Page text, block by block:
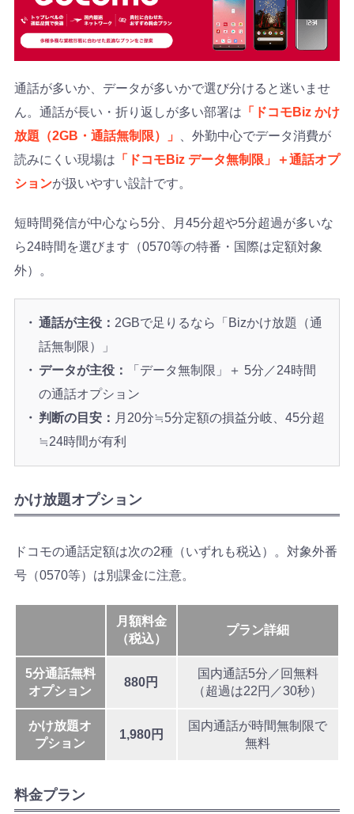
通話が多いか、データが多いかで選び分けると迷いませ
ん。通話が長い・折り返しが多い部署は 「ドコモBiz かけ
放題（2GB・通話無制限）」
、外勤中心でデータ消費が
読みにくい現場は 「ドコモBiz データ無制限」＋通話オプ
ションが扱いやすい設計です。
短時間発信が中心なら5分、月45分超や5分超過が多いな
ら24時間を選びます（0570等の特番・国際は定額対象
外）。
通話が主役： 2GBで足りるなら「Bizかけ放題（通
話無制限）」
データが主役：
「データ無制限」＋ 5分／24時間
の通話オプション
判断の目安： 月20分≒5分定額の損益分岐、45分超
≒24時間が有利
かけ放題オプション
ドコモの通話定額は次の2種（いずれも税込）。対象外番
号（0570等）は別課金に注意。
月額料金
（税込）
プラン詳細
5分通話無料
オプション
880円
国内通話5分／回無料
（超過は22円／30秒）
かけ放題オ
プション
1,980円
国内通話が時間無制限で
無料
料金プラン